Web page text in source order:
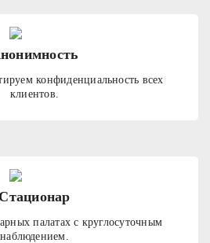
конфиденциальность всех
клиентов.
Стационар
палатах с круглосуточным
наблюдением.